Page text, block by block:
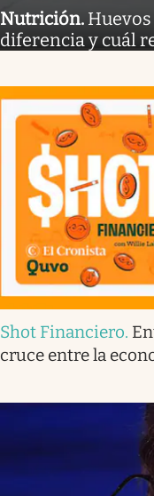
Nutrición.
diferencia y cuál
Shot Financiero.
cruce entre la